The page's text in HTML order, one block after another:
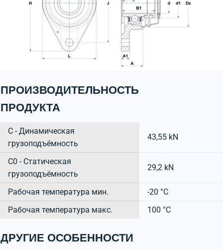
ПРОИЗВОДИТЕЛЬНОСТЬ
ПРОДУКТА
C - Динамическая
грузоподъёмность
43,55 kN
C0 - Статическая
грузоподъёмность
29,2 kN
Рабочая температура мин.
-20 °C
Рабочая температура макс.
100 °C
ДРУГИЕ ОСОБЕННОСТИ